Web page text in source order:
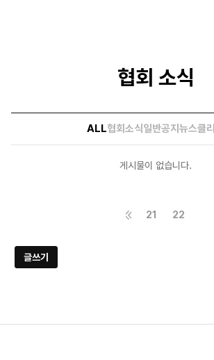
협회 소식
ALL협회소식일반공지 뉴스클
게시물이 없습니다.
21 22
글쓰기